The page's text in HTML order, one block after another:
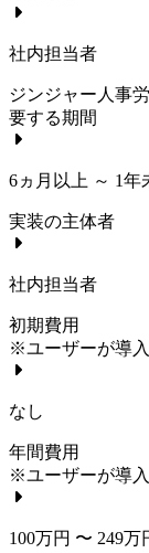
社内担当者
ジンジャー人事
要する期間
6ヵ月以上 ～ 1年
実装の主体者
社内担当者
初期費用
※ユーザーが導
なし
年間費用
※ユーザーが導
100万円 〜 249万